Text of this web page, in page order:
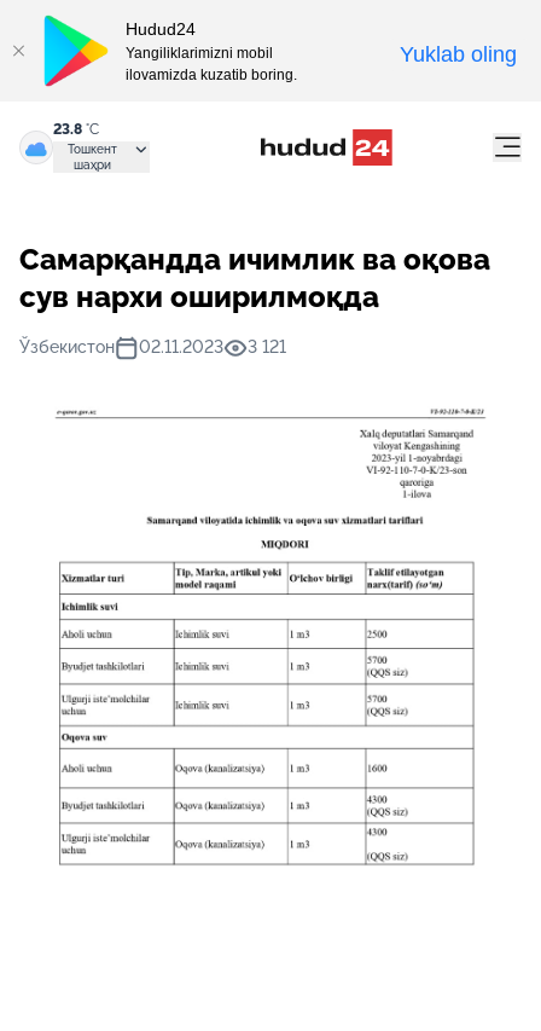
23.8 °C
Тошкент
шаҳри
Самарқандда ичимлик ва оқова
сув нархи оширилмоқда
Ўзбекистон 02.11.2023 3 121
Hudud24
Yangiliklarimizni mobil
ilovamizda kuzatib boring.
Yuklab oling